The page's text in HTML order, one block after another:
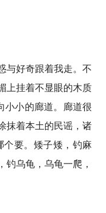
好奇跟着我走。不
上挂着不显眼的木质
小小的廊道。廊道很
抹着本土的民谣，诸
个要。矮子矮，钓麻
乌龟，乌龟一爬，